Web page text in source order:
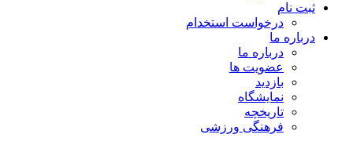
ثبت نام
درخواست استخدام
درباره ما
درباره ما
عضویت ها
بازدید
نمایشگاه
تاريخچه
فرهنگی ورزشی